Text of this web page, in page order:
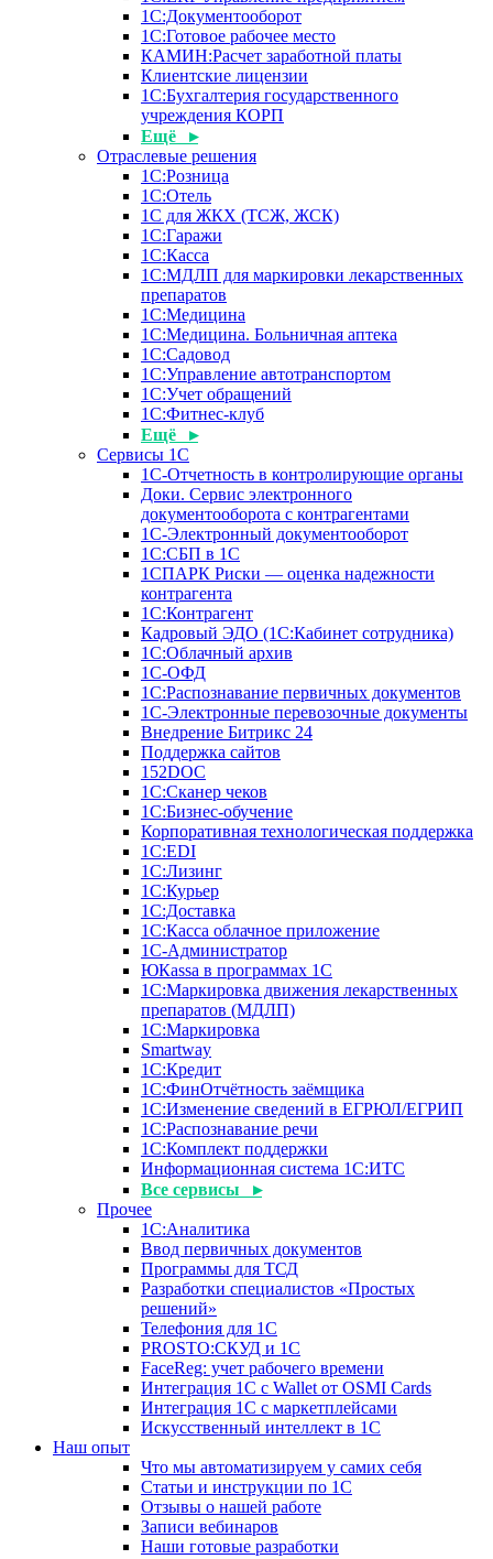
1С:Документооборот
1C:Готовое рабочее место
КАМИН:Расчет заработной платы
Клиентские лицензии
1С:Бухгалтерия государственного
учреждения КОРП
Ещё ▸
Отраслевые решения
1С:Розница
1С:Отель
1С для ЖКХ (ТСЖ, ЖСК)
1С:Гаражи
1С:Касса
1С:МДЛП для маркировки лекарственных
препаратов
1С:Медицина
1С:Медицина. Больничная аптека
1С:Садовод
1С:Управление автотранспортом
1С:Учет обращений
1С:Фитнес-клуб
Ещё ▸
Сервисы 1С
1С-Отчетность в контролирующие органы
Доки. Сервис электронного
документооборота с контрагентами
1С-Электронный документооборот
1С:СБП в 1С
1СПАРК Риски — оценка надежности
контрагента
1С:Контрагент
Кадровый ЭДО (1С:Кабинет сотрудника)
1С:Облачный архив
1С-ОФД
1С:Распознавание первичных документов
1С-Электронные перевозочные документы
Внедрение Битрикс 24
Поддержка сайтов
152DOC
1С:Сканер чеков
1С:Бизнес-обучение
Корпоративная технологическая поддержка
1С:ЕDI
1С:Лизинг
1С:Курьер
1С:Доставка
1С:Касса облачное приложение
1С-Администратор
ЮКаssа в программах 1С
1С:Маркировка движения лекарственных
препаратов (МДЛП)
1С:Маркировка
Smartway
1С:Кредит
1С:ФинОтчётность заёмщика
1С:Изменение сведений в ЕГРЮЛ/ЕГРИП
1С:Распознавание речи
1С:Комплект поддержки
Информационная система 1С:ИТС
Все сервисы ▸
Прочее
1С:Аналитика
Ввод первичных документов
Программы для ТСД
Разработки специалистов «Простых
решений»
Телефония для 1С
PROSTO:СКУД и 1С
FaceReg: учет рабочего времени
Интеграция 1С с Wallet от OSMI Cards
Интеграция 1С с маркетплейсами
Искусственный интеллект в 1С
Наш опыт
Что мы автоматизируем у самих себя
Статьи и инструкции по 1С
Отзывы о нашей работе
Записи вебинаров
Наши готовые разработки